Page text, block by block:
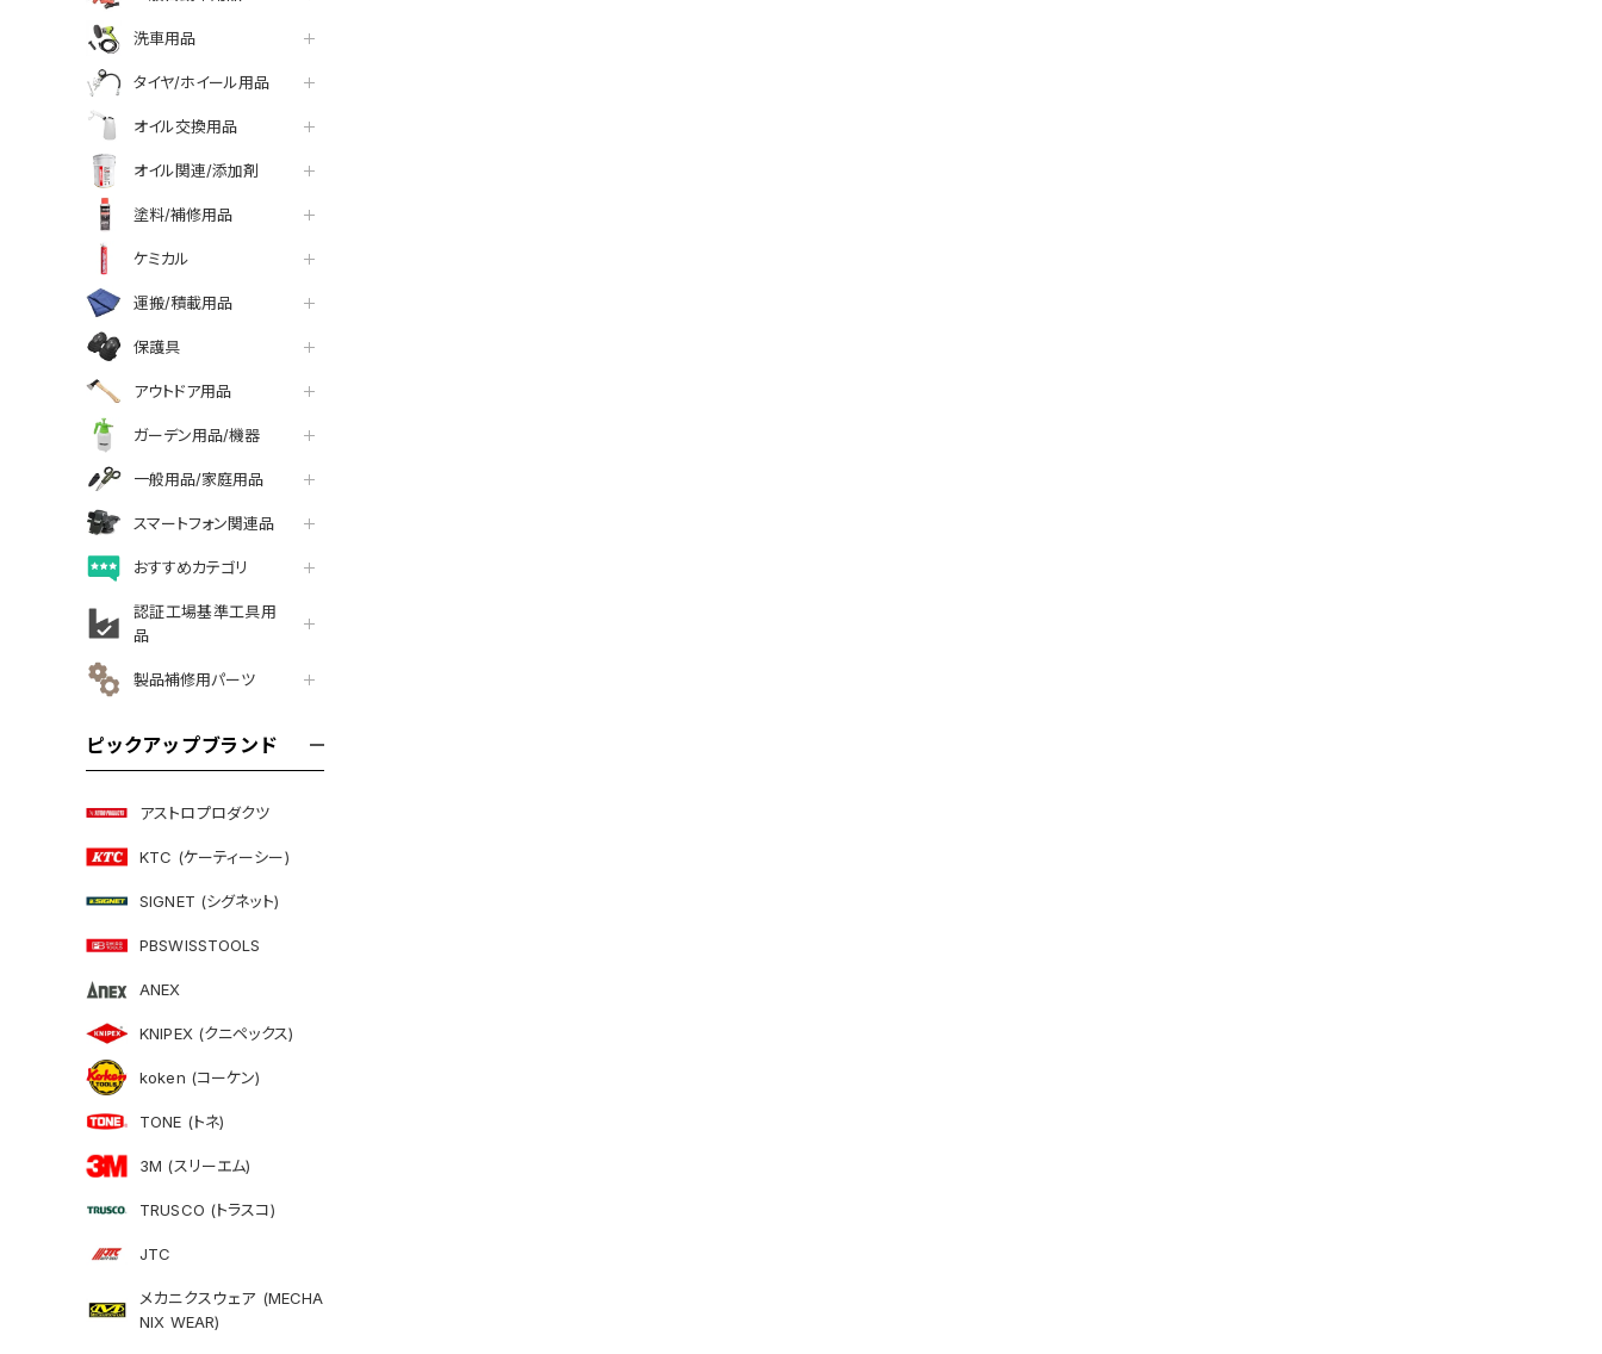
洗車用品
タイヤ/ホイール用品
オイル交換用品
オイル関連/添加剤
塗料/補修用品
ケミカル
運搬/積載用品
保護具
アウトドア用品
ガーデン用品/機器
一般用品/家庭用品
スマートフォン関連品
おすすめカテゴリ
認証工場基準工具用
品
製品補修用パーツ
ピックアップブランド
アストロプロダクツ
KTC (ケーティーシー)
SIGNET (シグネット)
PBSWISSTOOLS
ANEX
KNIPEX (クニペックス)
koken (コーケン)
TONE (トネ)
3M (スリーエム)
TRUSCO (トラスコ)
JTC
メカニクスウェア (MECHA
NIX WEAR)